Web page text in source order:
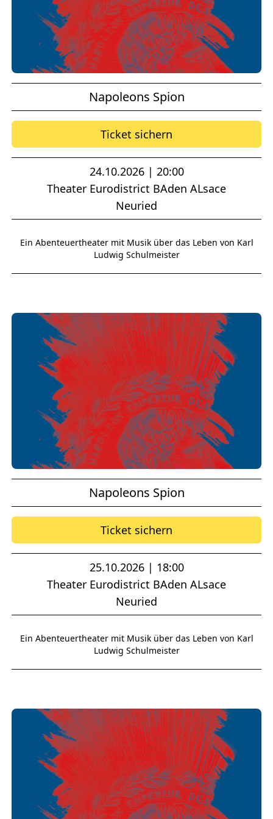
Napoleons Spion
Ticket sichern
24.10.2026 | 20:00
Theater Eurodistrict BAden ALsace
Neuried
Ein Abenteuertheater mit Musik über das Leben von Karl
Ludwig Schulmeister
Napoleons Spion
Ticket sichern
25.10.2026 | 18:00
Theater Eurodistrict BAden ALsace
Neuried
Ein Abenteuertheater mit Musik über das Leben von Karl
Ludwig Schulmeister